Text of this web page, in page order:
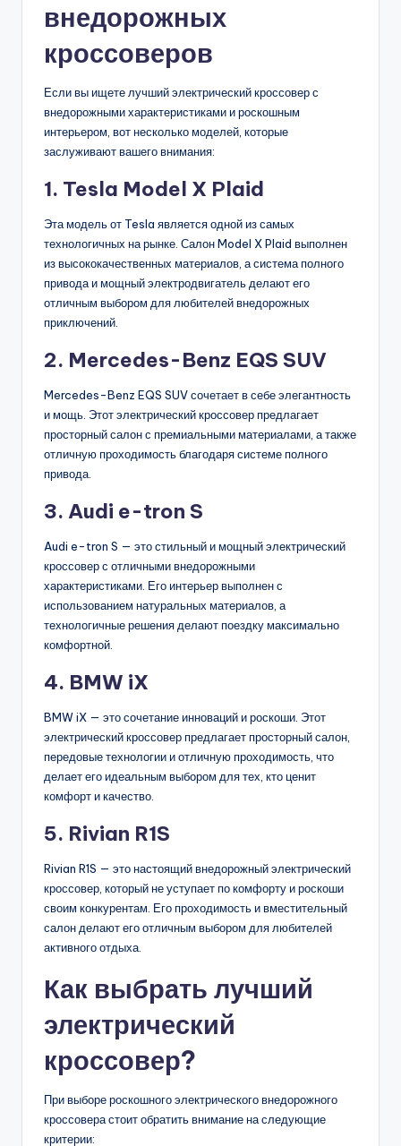
внедорожных
кроссоверов
Если вы ищете лучший электрический кроссовер с
внедорожными характеристиками и роскошным
интерьером, вот несколько моделей, которые
заслуживают вашего внимания:
1. Tesla Model X Plaid
Эта модель от Tesla является одной из самых
технологичных на рынке. Салон Model X Plaid выполнен
из высококачественных материалов, а система полного
привода и мощный электродвигатель делают его
отличным выбором для любителей внедорожных
приключений.
2. Mercedes-Benz EQS SUV
Mercedes-Benz EQS SUV сочетает в себе элегантность
и мощь. Этот электрический кроссовер предлагает
просторный салон с премиальными материалами, а также
отличную проходимость благодаря системе полного
привода.
3. Audi e-tron S
Audi e-tron S — это стильный и мощный электрический
кроссовер с отличными внедорожными
характеристиками. Его интерьер выполнен с
использованием натуральных материалов, а
технологичные решения делают поездку максимально
комфортной.
4. BMW iX
BMW iX — это сочетание инноваций и роскоши. Этот
электрический кроссовер предлагает просторный салон,
передовые технологии и отличную проходимость, что
делает его идеальным выбором для тех, кто ценит
комфорт и качество.
5. Rivian R1S
Rivian R1S — это настоящий внедорожный электрический
кроссовер, который не уступает по комфорту и роскоши
своим конкурентам. Его проходимость и вместительный
салон делают его отличным выбором для любителей
активного отдыха.
Как выбрать лучший
электрический
кроссовер?
При выборе роскошного электрического внедорожного
кроссовера стоит обратить внимание на следующие
критерии: